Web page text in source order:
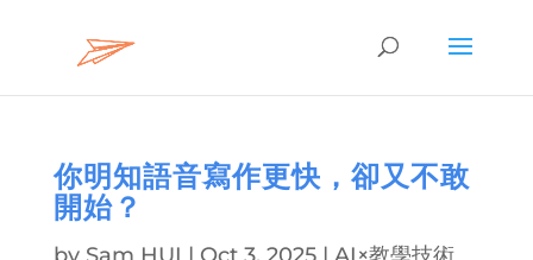
你明知語音寫作更快，卻又不敢
開始？